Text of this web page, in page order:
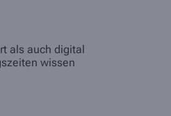
als auch digital
wissen